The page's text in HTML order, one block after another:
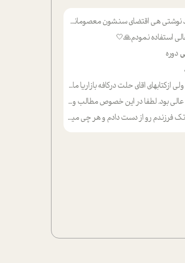
سنشون معصومانه این اون خلی؟نکنه تا چهل سالگی پوشکت میکردن و شیر میخوردی که به اینا میگی کودک
استفاده نمودم🙏🤍
دوره
رایگان خوب بود ولی هرکدام خلاصه شده ش تومجله از طریق سایت هم خوبه اینکه درزیر اخرصفحه گذاشته شده خب ادم خبره میره نصب میکنه میخونه ولی هرکسی گوشیش ظرفیتش نداره باتشکر
عالی بود. لطفا در این خصوص مطالب و مثال های بیشتر ی ارایه دهید